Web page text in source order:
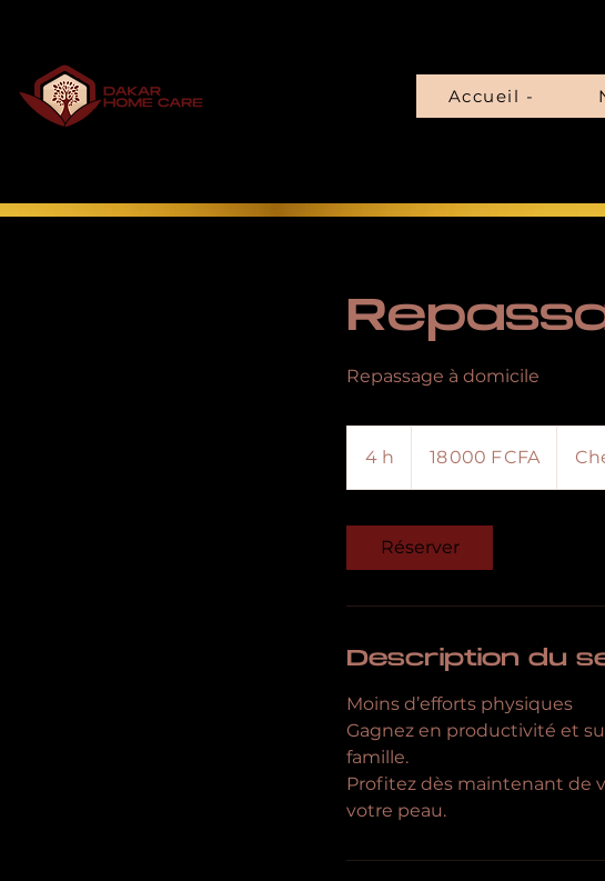
Accueil -
Repassage à domicile
4 h
h
18 000 F CFA
Réserver
Description du
Moins d’efforts physiques
Gagnez en productivité et
famille.
Profitez dès maintenant de